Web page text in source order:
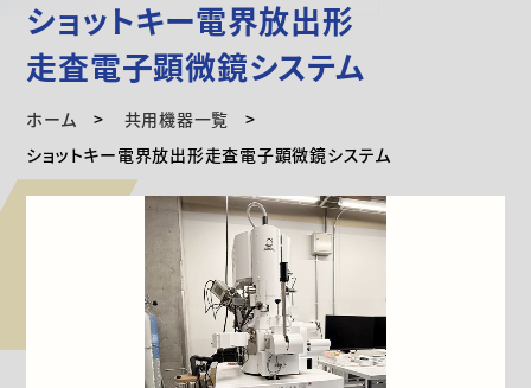
ショットキー電界放出形
走査電子顕微鏡システム
ホーム
共用機器一覧
ショットキー電界放出形走査電子顕微鏡システム